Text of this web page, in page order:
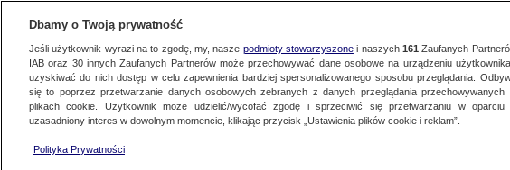
FAKTY
Dbamy o Twoją prywatność
Jeśli użytkownik wyrazi na to zgodę, my, nasze podmioty stowarzyszonei naszych 161 Zaufanych
IAB oraz 30innych Zaufanych Partnerów może przechowywać dane osobowe na urządzeniu
uzyskiwać do nich dostęp w celu zapewnienia bardziej spersonalizowanego sposobu przeglądania.
się to poprzez przetwarzanie danych osobowych zebranych z danych przeglądania przechowywanych
plikach cookie. Użytkownik może udzielić/wycofać zgodę i sprzeciwić się przetwarzaniu w oparciu
uzasadniony interes w dowolnym momencie, klikając przycisk „Ustawienia plików cookie i reklam”.
Polityka Prywatności